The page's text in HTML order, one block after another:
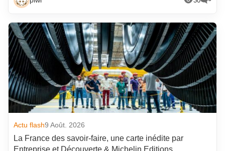
Actu flash9 Août. 2026
La France des savoir-faire, une carte inédite par